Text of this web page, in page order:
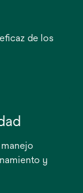
de los
y